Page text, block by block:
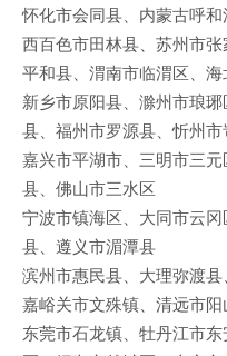
怀化市会同县、内蒙古呼
西百色市田林县、苏州市
平和县、渭南市临渭区、
新乡市原阳县、滁州市琅
县、福州市罗源县、忻州
嘉兴市平湖市、三明市三
县、佛山市三水区
宁波市镇海区、大同市云
县、遵义市湄潭县
滨州市惠民县、大理弥渡县
嘉峪关市文殊镇、清远市阳
东莞市石龙镇、牡丹江市